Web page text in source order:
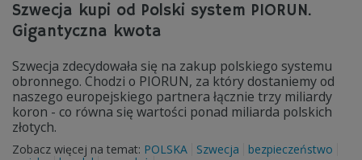
Szwecja kupi od Polski system PIORUN.
Gigantyczna kwota
Szwecja zdecydowała się na zakup polskiego systemu
obronnego. Chodzi o PIORUN, za który dostaniemy od
naszego europejskiego partnera łącznie trzy miliardy
koron - co równa się wartości ponad miliarda polskich
złotych.
Zobacz więcej na temat: POLSKA Szwecja
bezpieczeństwo